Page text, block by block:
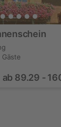
Gäste
ab 89.29 -